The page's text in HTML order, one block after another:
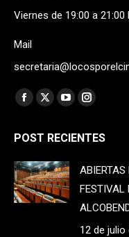
Viernes de 19:00 a 21:00
Mail
Find us on:
Facebook
opens
in
new
window
X
opens
in
new
window
YouTube
opens
in
new
window
Instagram
opens
new
window
POST RECIENTES
FESTIVAL
12 de julio